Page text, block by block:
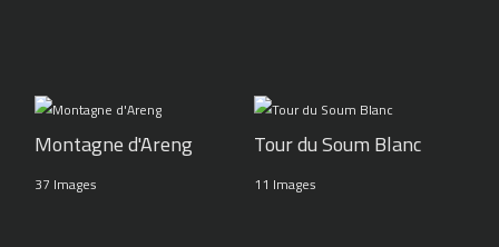
Montagne d'Areng
37 Images
Tour du Soum Blanc
11 Images